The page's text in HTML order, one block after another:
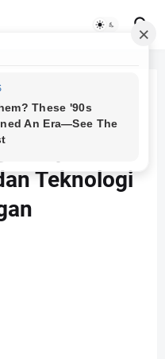
Aspek
Teknologi